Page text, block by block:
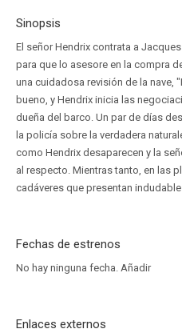
Sinopsis
El señor Hendrix contrata a
para que lo asesore en la compra
una cuidadosa revisión de la nave,
bueno, y Hendrix inicia las
dueña del barco. Un par de días
la policía sobre la verdadera
como Hendrix desaparecen y la
al respecto. Mientras tanto, en las
cadáveres que presentan
Fechas de estrenos
No hay ninguna fecha. Añadir
Enlaces externos